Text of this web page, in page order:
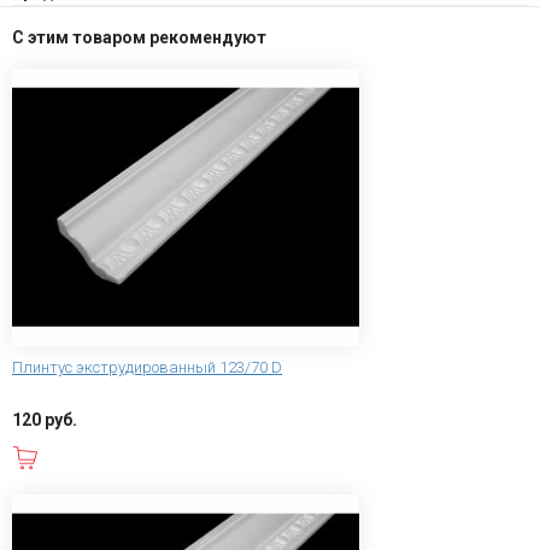
С этим товаром рекомендуют
Плинтус экструдированный 123/70 D
120 руб.